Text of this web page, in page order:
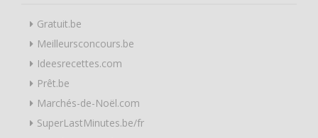
Gratuit.be
Meilleursconcours.be
Ideesrecettes.com
Prêt.be
Marchés-de-Noël.com
SuperLastMinutes.be/fr